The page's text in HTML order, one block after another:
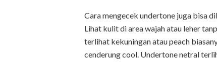
Cara mengecek undertone juga bisa
Lihat kulit di area wajah atau leher
terlihat kekuningan atau peach
cenderung cool. Undertone netral